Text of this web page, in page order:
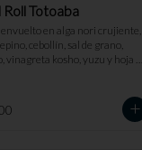
Roll Totoaba
envuelto en alga nori crujiente,
cebollín, sal de grano,
vinagreta kosho, yuzu y hoja